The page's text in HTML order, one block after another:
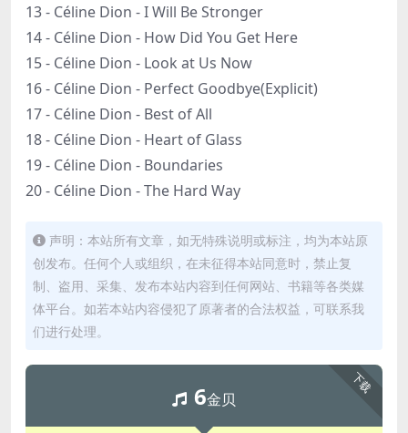
13 - Céline Dion - I Will Be Stronger
14 - Céline Dion - How Did You Get Here
15 - Céline Dion - Look at Us Now
16 - Céline Dion - Perfect Goodbye(Explicit)
17 - Céline Dion - Best of All
18 - Céline Dion - Heart of Glass
19 - Céline Dion - Boundaries
20 - Céline Dion - The Hard Way
声明：本站所有文章，如无特殊说明或标注，均为本站原
创发布。任何个人或组织，在未征得本站同意时，禁止复
制、盗用、采集、发布本站内容到任何网站、书籍等各类媒
体平台。如若本站内容侵犯了原著者的合法权益，可联系我
们进行处理。
下载
6金贝